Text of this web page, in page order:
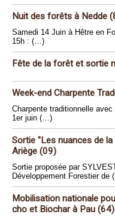
Nuit des forêts à Nedde
Samedi 14 Juin à Hêtre en
15h : (…)
Fête de la forêt et sortie
Week-end Charpente
Charpente traditionnelle
1er juin (…)
Sortie "Les nuances de
Ariège (09)
Sortie proposée par
Développement Forestier de
Mobilisation nationale
cho et Biochar à Pau (64)